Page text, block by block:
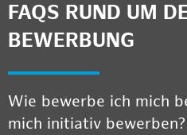
FAQS RUND UM
BEWERBUNG
Wie bewerbe ich mich
mich initiativ